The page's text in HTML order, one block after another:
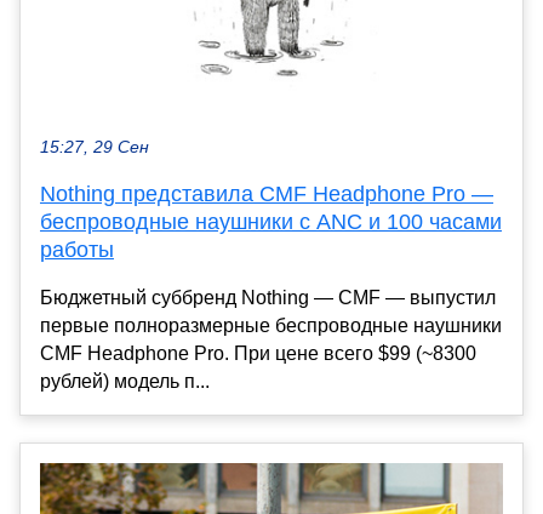
15:27, 29 Сен
Nothing представила CMF Headphone Pro —
беспроводные наушники с ANC и 100 часами
работы
Бюджетный суббренд Nothing — CMF — выпустил
первые полноразмерные беспроводные наушники
CMF Headphone Pro. При цене всего $99 (~8300
рублей) модель п...